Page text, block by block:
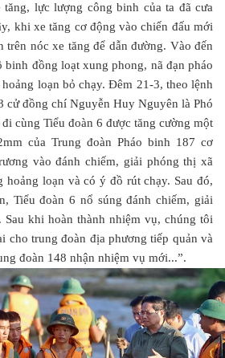
lực lượng công binh của ta đã cưa
khi xe tăng cơ động vào chiến đấu mới
trên nóc xe tăng để dẫn đường. Vào đến
binh đồng loạt xung phong, nã đạn pháo
loạn bỏ chạy. Đêm 21-3, theo lệnh
cử đồng chí Nguyễn Huy Nguyên là Phó
cùng Tiểu đoàn 6 được tăng cường một
của Trung đoàn Pháo binh 187 cơ
vào đánh chiếm, giải phóng thị xã
hoảng loạn và có ý đồ rút chạy. Sau đó,
Tiểu đoàn 6 nổ súng đánh chiếm, giải
khi hoàn thành nhiệm vụ, chúng tôi
cho trung đoàn địa phương tiếp quản và
đoàn 148 nhận nhiệm vụ mới...”.